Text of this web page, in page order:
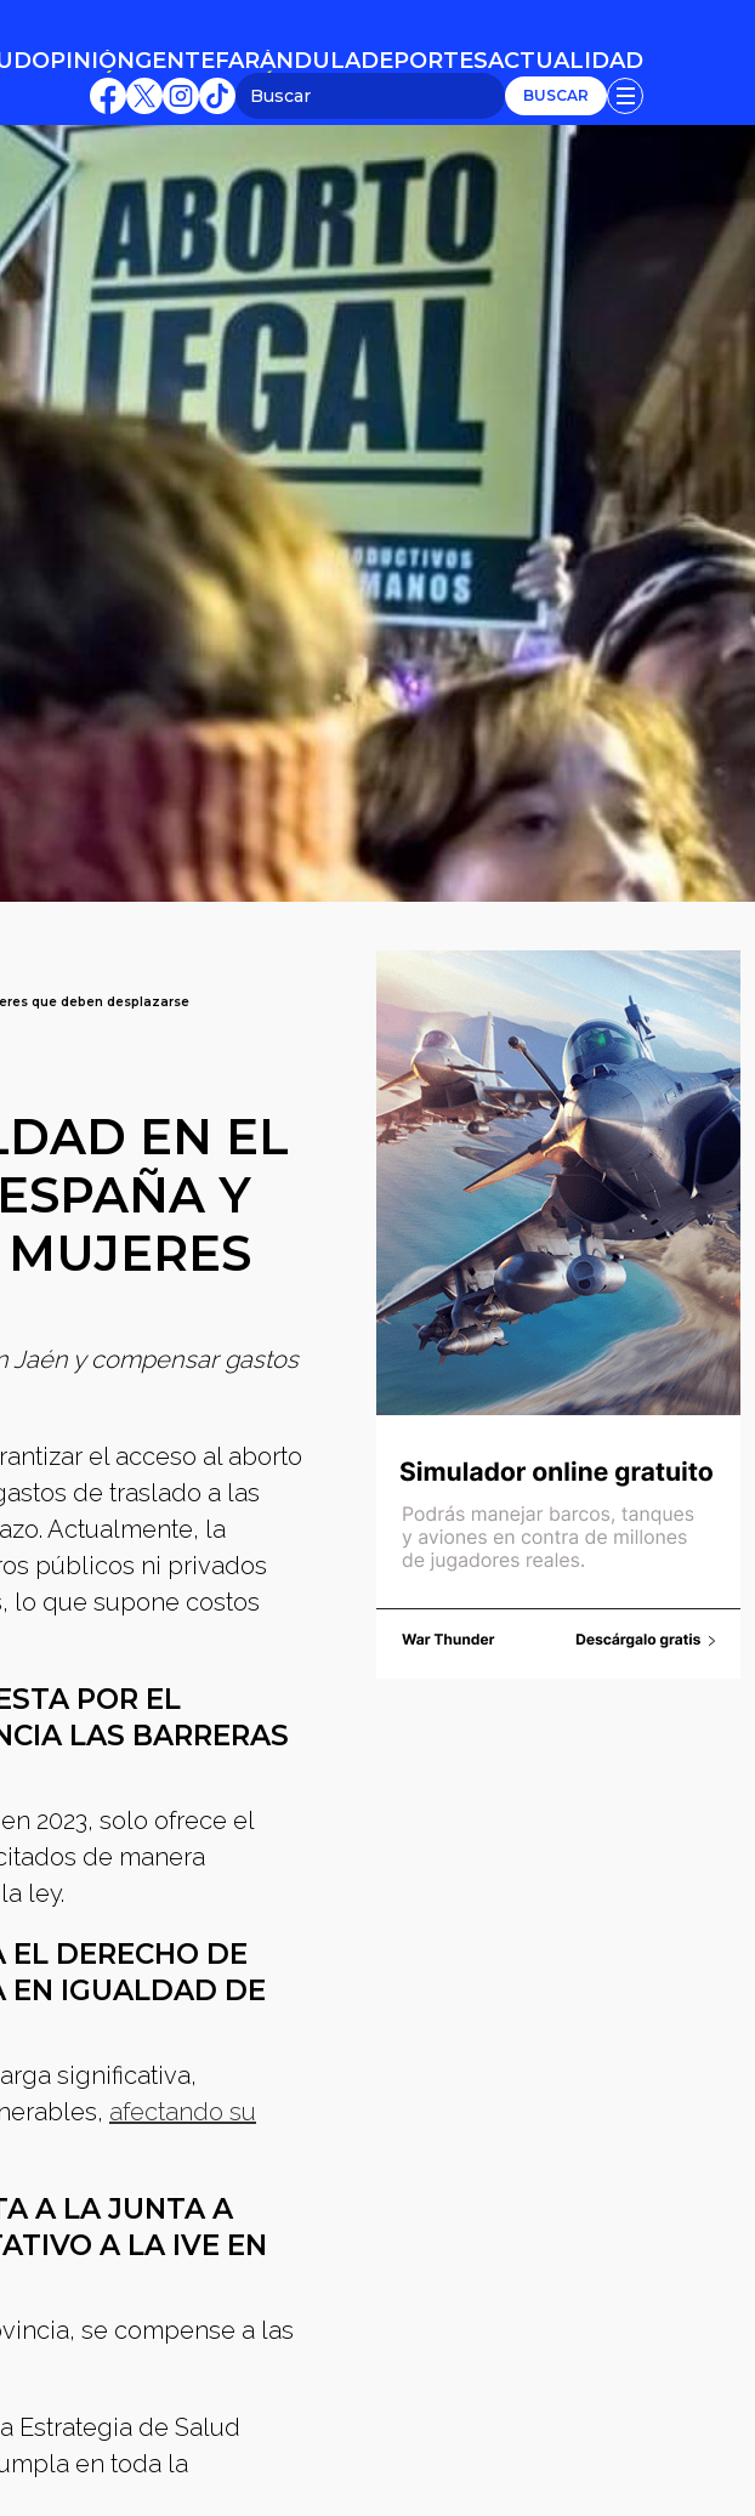
OPINIÓN
OPINIÓN
GENTE
GENTE
FARÁNDULA
FARÁNDULA
DEPORTESACTUALIDAD
ACTUALIDAD
que deben desplazarse
EN EL
Y
Jaén y compensar gastos
el acceso al aborto
de traslado a las
Actualmente, la
públicos ni privados
lo que supone costos
POR EL
LAS BARRERAS
2023, solo ofrece el
de manera
ley.
DERECHO DE
EN IGUALDAD DE
significativa,
afectando su
A LA JUNTA A
A LA IVE EN
se compense a las
Estrategia de Salud
en toda la